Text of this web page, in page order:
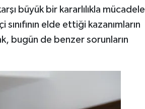
büyük bir kararlılıkla mücadele
elde ettiği kazanımların
bugün de benzer sorunların